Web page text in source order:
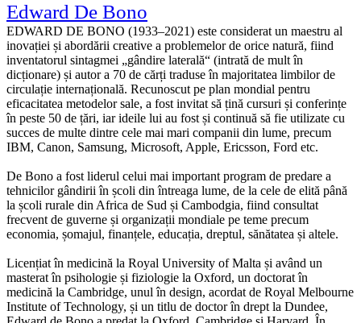
Edward De Bono
EDWARD DE BONO (1933–2021) este considerat un maestru al
inovației și abordării creative a problemelor de orice natură, fiind
inventatorul sintagmei „gândire laterală“ (intrată de mult în
dicționare) și autor a 70 de cărți traduse în majoritatea limbilor de
circulație internațională. Recunoscut pe plan mondial pentru
eficacitatea metodelor sale, a fost invitat să țină cursuri și conferințe
în peste 50 de țări, iar ideile lui au fost și continuă să fie utilizate cu
succes de multe dintre cele mai mari companii din lume, precum
IBM, Canon, Samsung, Microsoft, Apple, Ericsson, Ford etc.
De Bono a fost liderul celui mai important program de predare a
tehnicilor gândirii în școli din întreaga lume, de la cele de elită până
la școli rurale din Africa de Sud și Cambodgia, fiind consultat
frecvent de guverne și organizații mondiale pe teme precum
economia, șomajul, finanțele, educația, dreptul, sănătatea și altele.
Licențiat în medicină la Royal University of Malta și având un
masterat în psihologie și fiziologie la Oxford, un doctorat în
medicină la Cambridge, unul în design, acordat de Royal Melbourne
Institute of Technology, și un titlu de doctor în drept la Dundee,